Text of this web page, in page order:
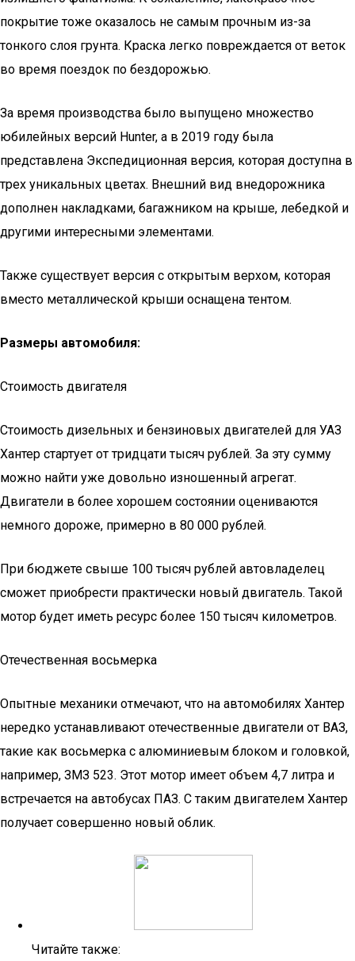
покрытие тоже оказалось не самым прочным из-за
тонкого слоя грунта. Краска легко повреждается от веток
во время поездок по бездорожью.
За время производства было выпущено множество
юбилейных версий Hunter, а в 2019 году была
представлена Экспедиционная версия, которая доступна в
трех уникальных цветах. Внешний вид внедорожника
дополнен накладками, багажником на крыше, лебедкой и
другими интересными элементами.
Также существует версия с открытым верхом, которая
вместо металлической крыши оснащена тентом.
Размеры автомобиля:
Стоимость двигателя
Стоимость дизельных и бензиновых двигателей для УАЗ
Хантер стартует от тридцати тысяч рублей. За эту сумму
можно найти уже довольно изношенный агрегат.
Двигатели в более хорошем состоянии оцениваются
немного дороже, примерно в 80 000 рублей.
При бюджете свыше 100 тысяч рублей автовладелец
сможет приобрести практически новый двигатель. Такой
мотор будет иметь ресурс более 150 тысяч километров.
Отечественная восьмерка
Опытные механики отмечают, что на автомобилях Хантер
нередко устанавливают отечественные двигатели от ВАЗ,
такие как восьмерка с алюминиевым блоком и головкой,
например, ЗМЗ 523. Этот мотор имеет объем 4,7 литра и
встречается на автобусах ПАЗ. С таким двигателем Хантер
получает совершенно новый облик.
Читайте также: